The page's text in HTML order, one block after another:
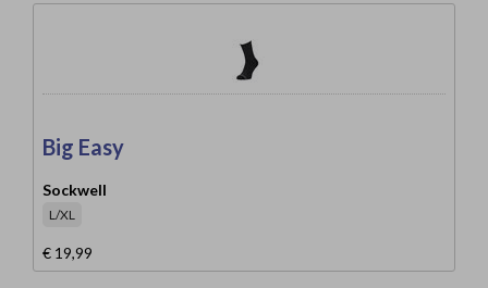
Big Easy
Sockwell
L/XL
€ 19,99